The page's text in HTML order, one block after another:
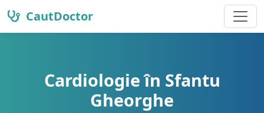
CautDoctor
Cardiologie în Sfantu
Gheorghe